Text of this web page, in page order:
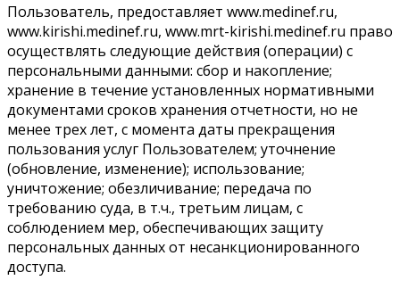
Пользователь, предоставляет www.medinef.ru,
www.kirishi.medinef.ru, www.mrt-kirishi.medinef.ru право
осуществлять следующие действия (операции) с
персональными данными: сбор и накопление;
хранение в течение установленных нормативными
документами сроков хранения отчетности, но не
менее трех лет, с момента даты прекращения
пользования услуг Пользователем; уточнение
(обновление, изменение); использование;
уничтожение; обезличивание; передача по
требованию суда, в т.ч., третьим лицам, с
соблюдением мер, обеспечивающих защиту
персональных данных от несанкционированного
доступа.